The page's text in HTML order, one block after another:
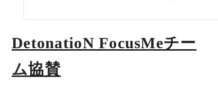
DetonatioN FocusMeチー
ム協賛